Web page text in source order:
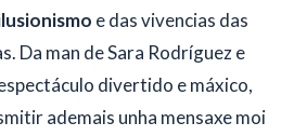
e das vivencias das
Da man de Sara Rodríguez e
divertido e máxico,
ademais unha mensaxe moi